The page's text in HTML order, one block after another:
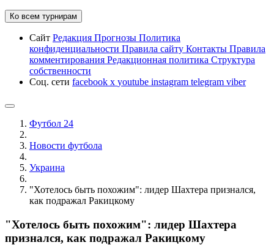
Ко всем турнирам
Сайт Редакция Прогнозы Политика
конфиденциальности Правила сайту Контакты Правила
комментирования Редакционная политика Структура
собственности
Соц. сети facebook x youtube instagram telegram viber
Футбол 24
Новости футбола
Украина
"Хотелось быть похожим": лидер Шахтера признался,
как подражал Ракицкому
"Хотелось быть похожим": лидер Шахтера
признался, как подражал Ракицкому